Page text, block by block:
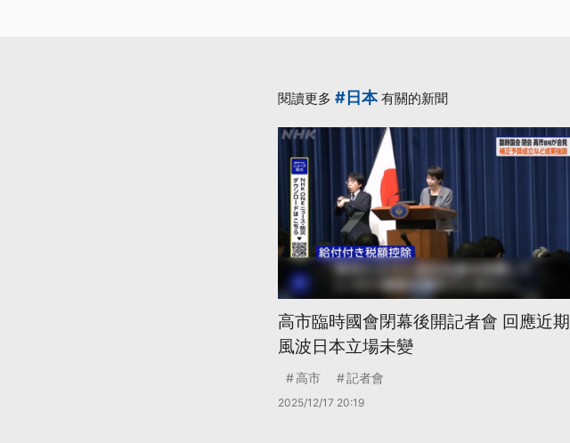
閱讀更多 #日本有關的新聞
高市臨時國會閉幕後開記者會 回應近期
風波日本立場未變
高市 記者會
2025/12/17 20:19